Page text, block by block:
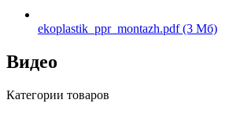
ekoplastik_ppr_montazh.pdf(3 Мб)
Видео
Категории товаров